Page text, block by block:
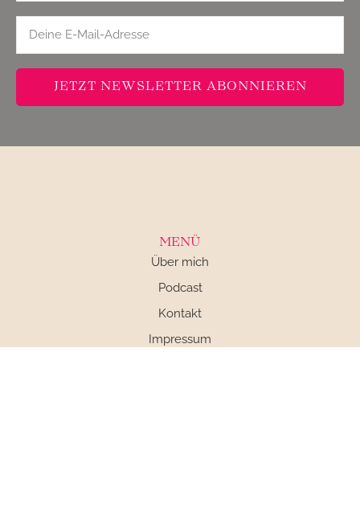
JETZT NEWSLETTER ABONNIEREN
MENÜ
Über mich
Podcast
Kontakt
Impressum